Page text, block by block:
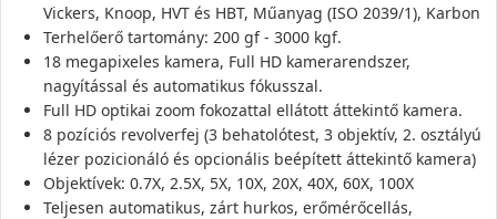
Vickers, Knoop, HVT és HBT, Műanyag (ISO 2039/1), Karbon
Terhelőerő tartomány: 200 gf - 3000 kgf.
18 megapixeles kamera, Full HD kamerarendszer,
nagyítással és automatikus fókusszal.
Full HD optikai zoom fokozattal ellátott áttekintő kamera.
8 pozíciós revolverfej (3 behatolótest, 3 objektív, 2. osztályú
lézer pozicionáló és opcionális beépített áttekintő kamera)
Objektívek: 0.7X, 2.5X, 5X, 10X, 20X, 40X, 60X, 100X
Teljesen automatikus, zárt hurkos, erőmérőcellás,